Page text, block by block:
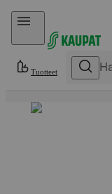
Hyppää sisältöön
Tuotteet